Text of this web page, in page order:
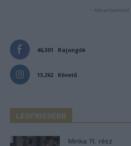
- Advertisement -
46,301 Rajongók
13,262 Követő
LEGFRISSEBB
Minka 11. rész